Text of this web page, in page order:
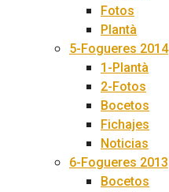
Fotos
Plantà
5-Fogueres 2014
1-Plantà
2-Fotos
Bocetos
Fichajes
Noticias
6-Fogueres 2013
Bocetos